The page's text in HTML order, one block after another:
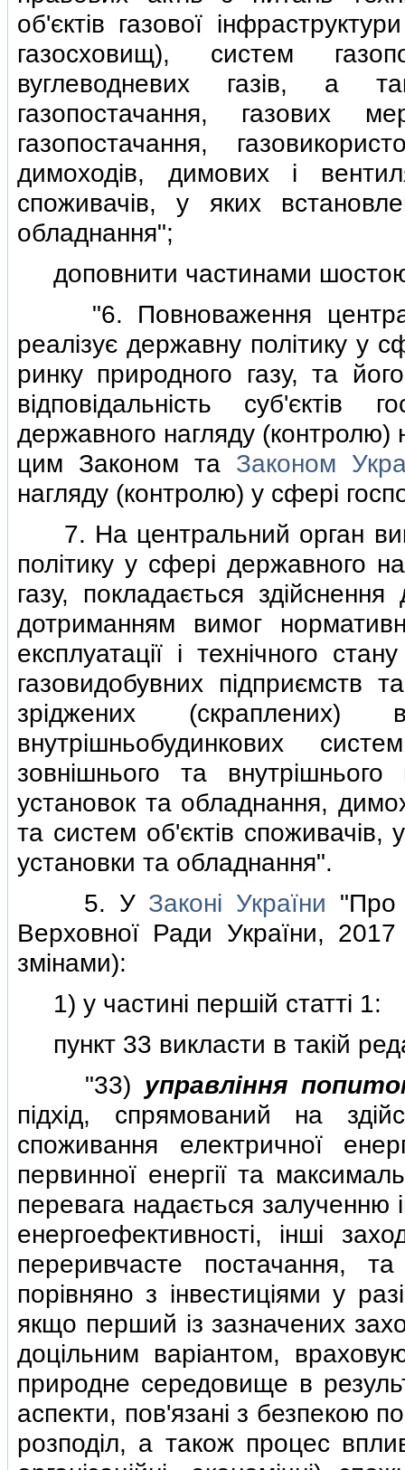
об'єктiв газової
газосховищ), систем
вуглеводневих газiв, а
газопостачання, газових
газопостачання,
димоходiв, димових i
споживачiв, у яких
обладнання";
доповнити частинами
"6. Повноваження
реалiзує державну полiтику у
ринку природного газу, та
вiдповiдальнiсть суб'єктiв
державного нагляду (контролю)
цим Законом та Законом
нагляду (контролю) у сферi
7. На центральний орган
полiтику у сферi державного
газу, покладається
дотриманням вимог
експлуатацiї i технiчного
газовидобувних пiдприємств
зрiджених (скраплених)
внутрiшньобудинкових
зовнiшнього та внутрiшнього
установок та обладнання,
та систем об'єктiв споживачiв,
установки та обладнання".
5. У Законi України "Про
Верховної Ради України,
змiнами):
1) у частинi першiй статтi 1:
пункт 33 викласти в такiй
"33) управлiння
пiдхiд, спрямований на
споживання електричної
первинної енергiї та
перевага надається
енергоефективностi, iншi
переривчасте постачання,
порiвняно з iнвестицiями у
якщо перший iз зазначених
доцiльним варiантом,
природне середовище в
аспекти, пов'язанi з безпекою
розподiл, а також процес